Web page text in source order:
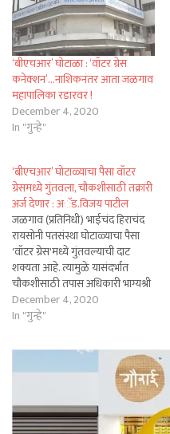
‘बीएचआर’ घोटाळा : ‘वॉटर ग्रेस
कनेक्शन’…नाशिकनंतर आता जळगाव
महापालिका रडारवर !
December 4, 2020
In "गुन्हे"
‘बीएचआर’ घोटाळ्याचा पैसा वॉटर
ग्रेसमध्ये गुंतवला, चौकशीसाठी तक्रारी
अर्ज देणार : अॅड.विजय पाटील
जळगाव (प्रतिनिधी) भाईचंद हिराचंद
रायसोनी पतसंस्था घोटाळ्याचा पैसा
'वॉटर ग्रेस'मध्ये गुंतवल्याची दाट
शक्यता आहे. त्यामुळे यासंदर्भात
चौकशीसाठी तपास अधिकारी भाग्यश्री
नवटके यांची लवकरच भेट घेऊन
तक्रारी अर्ज करणार असल्याची माहिती
पाटील यांनी 'द क्लिअर न्यूज' सोबत
बोलताना दिली आहे. अॅड.विजय
पाटील यांनी पुढे सांगितले की,
December 4, 2020
In "गुन्हे"